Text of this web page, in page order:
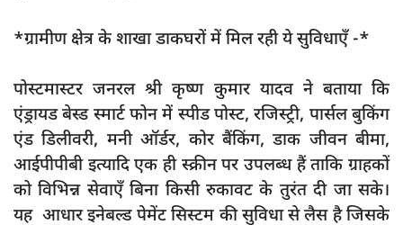
*ग्रामीण क्षेत्र के शाखा डाकघरों में मिल रही ये सुविधाएँ -*
पोस्टमास्टर जनरल श्री कृष्ण कुमार यादव ने बताया कि
एंड्रायड बेस्ड स्मार्ट फोन में स्पीड पोस्ट, रजिस्ट्री, पार्सल बुकिंग
एंड डिलीवरी, मनी ऑर्डर, कोर बैंकिंग, डाक जीवन बीमा,
आईपीपीबी इत्यादि एक ही स्क्रीन पर उपलब्ध हैं ताकि ग्राहकों
को विभिन्न सेवाएँ बिना किसी रुकावट के तुरंत दी जा सके।
यह आधार इनेबल्ड पेमेंट सिस्टम की सुविधा से लैस है जिसके